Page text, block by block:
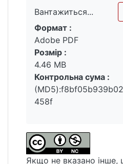
характеристику
та місце на ньому ПАТ
м’ясокомбінат»; досліджено ефективність
маркетингового
нового товару
виявлено
вдосконалення
політики ПАТ
м’ясокомбінат»;
виведенням нового
«Ватутінський
Вантажиться...
Вантажиться...
Формат :
Adobe PDF
Розмір :
4.46 MB
Контрольна сума :
458f
Якщо не вказано інше,